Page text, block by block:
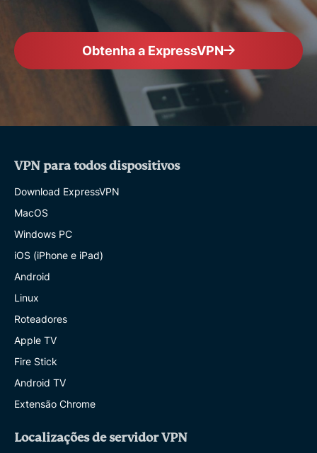
Obtenha a ExpressVPN
VPN para todos dispositivos
Download ExpressVPN
MacOS
Windows PC
iOS (iPhone e iPad)
Android
Linux
Roteadores
Apple TV
Fire Stick
Android TV
Extensão Chrome
Localizações de servidor VPN